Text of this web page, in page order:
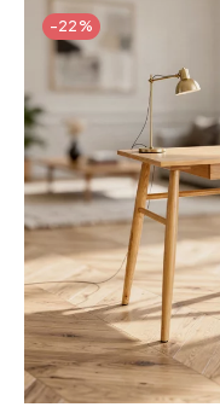
-22%